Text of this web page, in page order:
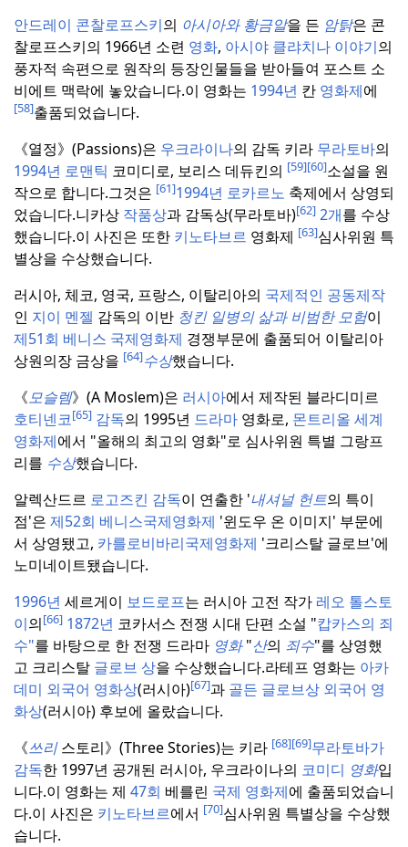
안드레이 콘찰로프스키의 아시아와 황금알을 든 암탉은 콘
찰로프스키의 1966년 소련 영화, 아시야 클랴치나 이야기의
풍자적 속편으로 원작의 등장인물들을 받아들여 포스트 소
비에트 맥락에 놓았습니다.이 영화는 1994년 칸 영화제에
[58]출품되었습니다.
《열정》(Passions)은 우크라이나의 감독 키라 무라토바의
1994년 로맨틱 코미디로, 보리스 데듀킨의 [59][60]소설을 원
작으로 합니다.그것은 [61]1994년 로카르노 축제에서 상영되
었습니다.니카상 작품상과 감독상(무라토바)[62] 2개를 수상
했습니다.이 사진은 또한 키노타브르 영화제 [63]심사위원 특
별상을 수상했습니다.
러시아, 체코, 영국, 프랑스, 이탈리아의 국제적인 공동제작
인 지이 멘젤 감독의 이반 청킨 일병의 삶과 비범한 모험이
제51회 베니스 국제영화제 경쟁부문에 출품되어 이탈리아
상원의장 금상을 [64]수상했습니다.
《모슬렘》(A Moslem)은 러시아에서 제작된 블라디미르
호티넨코[65] 감독의 1995년 드라마 영화로, 몬트리올 세계
영화제에서 "올해의 최고의 영화"로 심사위원 특별 그랑프
리를 수상했습니다.
알렉산드르 로고즈킨 감독이 연출한 '내셔널 헌트의 특이
점'은 제52회 베니스국제영화제 '윈도우 온 이미지' 부문에
서 상영됐고, 카를로비바리국제영화제 '크리스탈 글로브'에
노미네이트됐습니다.
1996년 세르게이 보드로프는 러시아 고전 작가 레오 톨스토
이의[66] 1872년 코카서스 전쟁 시대 단편 소설 "캅카스의 죄
수"를 바탕으로 한 전쟁 드라마 영화"산의 죄수"를 상영했
고 크리스탈 글로브 상을 수상했습니다.라테프 영화는 아카
데미 외국어 영화상(러시아)[67]과 골든 글로브상 외국어 영
화상(러시아) 후보에 올랐습니다.
《쓰리스토리》(Three Stories)는 키라 [68][69]무라토바가
감독한 1997년 공개된 러시아, 우크라이나의 코미디 영화입
니다.이 영화는 제 47회 베를린 국제 영화제에 출품되었습니
다.이 사진은 키노타브르에서 [70]심사위원 특별상을 수상했
습니다.